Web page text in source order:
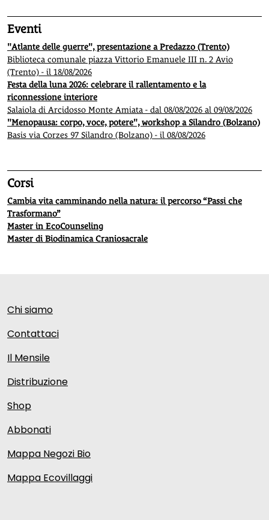
Eventi
"Atlante delle guerre", presentazione a Predazzo (Trento)
Biblioteca comunale piazza Vittorio Emanuele III n. 2 Avio
(Trento) - il 18/08/2026
Festa della luna 2026: celebrare il rallentamento e la
riconnessione interiore
Salaiola di Arcidosso Monte Amiata - dal 08/08/2026 al 09/08/2026
"Menopausa: corpo, voce, potere", workshop a Silandro (Bolzano)
Basis via Corzes 97 Silandro (Bolzano) - il 08/08/2026
Corsi
Cambia vita camminando nella natura: il percorso “Passi che
Trasformano”
Master in EcoCounseling
Master di Biodinamica Craniosacrale
Chi siamo
Contattaci
Il Mensile
Distribuzione
Shop
Abbonati
Mappa Negozi Bio
Mappa Ecovillaggi